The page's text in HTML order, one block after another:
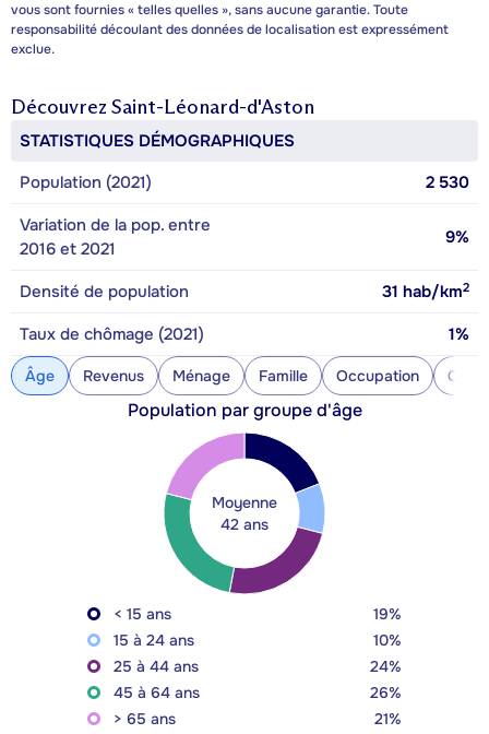
vous sont fournies « telles quelles », sans aucune garantie. Toute
responsabilité découlant des données de localisation est expressément
exclue.
Découvrez Saint-Léonard-d'Aston
STATISTIQUES DÉMOGRAPHIQUES
Population (2021)
2 530
Variation de la pop. entre
2016 et 2021
9%
Densité de population 31 hab/km2
Taux de chômage (2021) 1%
Âge Revenus Ménage Famille Occupation
Population par groupe d'âge
Moyenne
42 ans
< 15 ans
19%
15 à 24 ans
10%
25 à 44 ans
24%
45 à 64 ans
26%
> 65 ans
21%